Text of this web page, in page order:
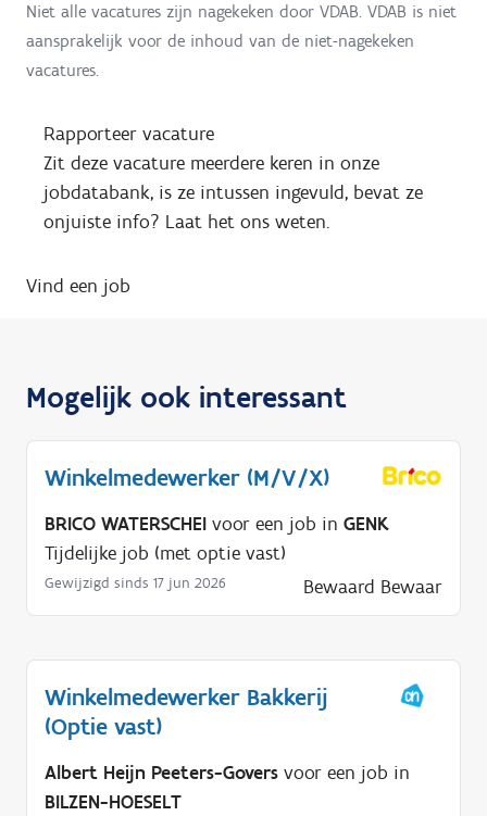
Niet alle vacatures zijn nagekeken door VDAB. VDAB is niet
aansprakelijk voor de inhoud van de niet-nagekeken
vacatures.
Rapporteer vacature
Zit deze vacature meerdere keren in onze
jobdatabank, is ze intussen ingevuld, bevat ze
onjuiste info? Laat het ons weten.
Vind een job
Mogelijk ook interessant
Winkelmedewerker (M/V/X)
BRICO WATERSCHEI voor een job in GENK
Tijdelijke job (met optie vast)
Gewijzigd sinds 17 jun 2026 Bewaard Bewaar
Winkelmedewerker Bakkerij
(Optie vast)
Albert Heijn Peeters-Govers voor een job in
BILZEN-HOESELT